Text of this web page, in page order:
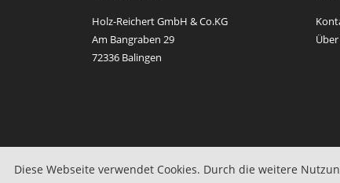
Holz-Reichert GmbH & Co.KG
Am Bangraben 29
72336 Balingen
Diese Webseite verwendet Cookies. Durch die weitere